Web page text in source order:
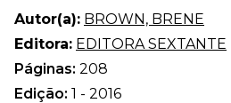
Autor(a): BROWN, BRENE
Editora: EDITORA SEXTANTE
Páginas: 208
Edição: 1 - 2016